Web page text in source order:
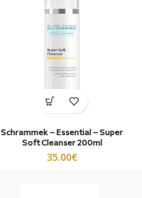
Schrammek – Essential – Super
Soft Cleanser 200ml
35.00€